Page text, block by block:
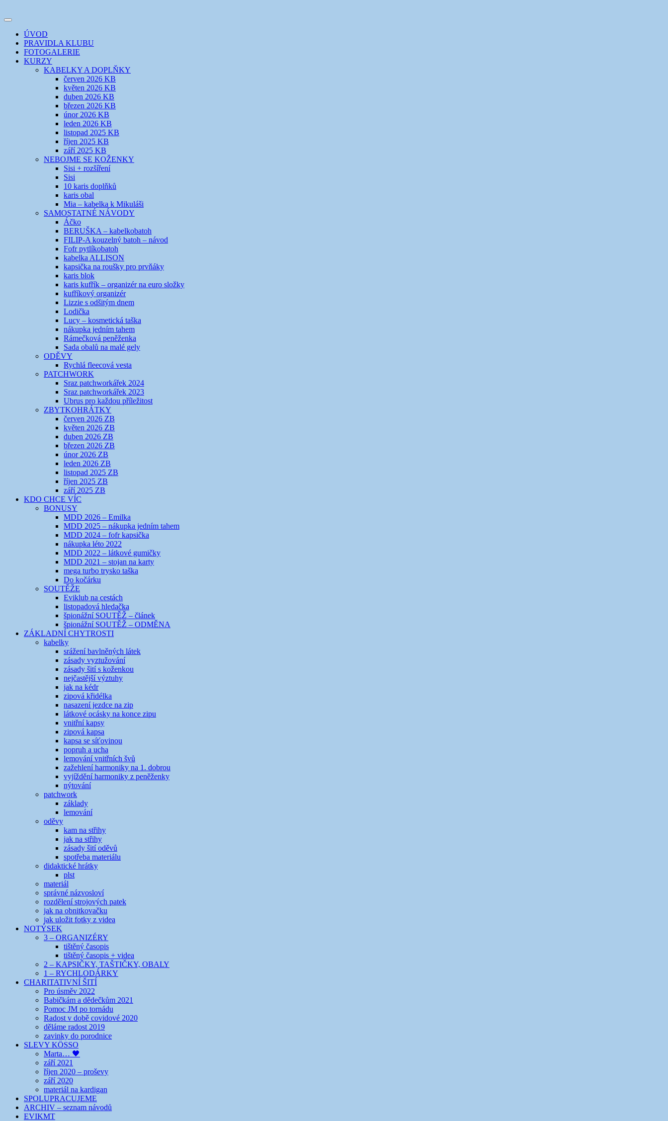
k
webuEVIKLUB
šicí klub
Toggle
navigation
ÚVOD
PRAVIDLA KLUBU
FOTOGALERIE
KURZY
KABELKY A DOPLŇKY
červen 2026 KB
květen 2026 KB
duben 2026 KB
březen 2026 KB
únor 2026 KB
leden 2026 KB
listopad 2025 KB
říjen 2025 KB
září 2025 KB
NEBOJME SE KOŽENKY
Sisi + rozšíření
Sisi
10 karis doplňků
karis obal
Mia – kabelka k Mikuláši
SAMOSTATNÉ NÁVODY
Áčko
BERUŠKA – kabelkobatoh
FILIP-A kouzelný batoh – návod
Fofr pytlíkobatoh
kabelka ALLISON
kapsička na roušky pro prvňáky
karis blok
karis kufřík – organizér na euro složky
kufříkový organizér
Lizzie s odšitým dnem
Lodička
Lucy – kosmetická taška
nákupka jedním tahem
Rámečková peněženka
Sada obalů na malé gely
ODĚVY
Rychlá fleecová vesta
PATCHWORK
Sraz patchworkářek 2024
Sraz patchworkářek 2023
Ubrus pro každou příležitost
ZBYTKOHRÁTKY
červen 2026 ZB
květen 2026 ZB
duben 2026 ZB
březen 2026 ZB
únor 2026 ZB
leden 2026 ZB
listopad 2025 ZB
říjen 2025 ZB
září 2025 ZB
KDO CHCE VÍC
BONUSY
MDD 2026 – Emilka
MDD 2025 – nákupka jedním tahem
MDD 2024 – fofr kapsička
nákupka léto 2022
MDD 2022 – látkové gumičky
MDD 2021 – stojan na karty
mega turbo trysko taška
Do kočárku
SOUTĚŽE
Eviklub na cestách
listopadová hledačka
špionážní SOUTĚŽ – článek
špionážní SOUTĚŽ – ODMĚNA
ZÁKLADNÍ CHYTROSTI
kabelky
srážení bavlněných látek
zásady vyztužování
zásady šití s koženkou
nejčastější výztuhy
jak na kédr
zipová křidélka
nasazení jezdce na zip
látkové ocásky na konce zipu
vnitřní kapsy
zipová kapsa
kapsa se síťovinou
popruh a ucha
lemování vnitřních švů
zažehlení harmoniky na 1. dobrou
vyjíždění harmoniky z peněženky
nýtování
patchwork
základy
lemování
oděvy
kam na střihy
jak na střihy
zásady šití oděvů
spotřeba materiálu
didaktické hrátky
plst
materiál
správné názvosloví
rozdělení strojových patek
jak na obnitkovačku
jak uložit fotky z videa
NOTÝSEK
3 – ORGANIZÉRY
tištěný časopis
tištěný časopis + videa
2 – KAPSIČKY, TAŠTIČKY, OBALY
1 – RYCHLODÁRKY
CHARITATIVNÍ ŠITÍ
Pro úsměv 2022
Babičkám a dědečkům 2021
Pomoc JM po tornádu
Radost v době covidové 2020
děláme radost 2019
zavinky do porodnice
SLEVY KÖSSO
Marta… 🖤
září 2021
říjen 2020 – proševy
září 2020
materiál na kardigan
SPOLUPRACUJEME
ARCHIV – seznam návodů
EVIKMT